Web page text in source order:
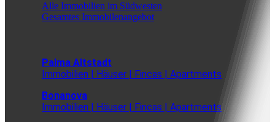
Alle Immobilien im Südwesten
Gesamtes Immobilenangebot
Palma Altstadt
Immobilien | Häuser | Fincas | Apartments
Bonanova
Immobilien | Häuser | Fincas | Apartments